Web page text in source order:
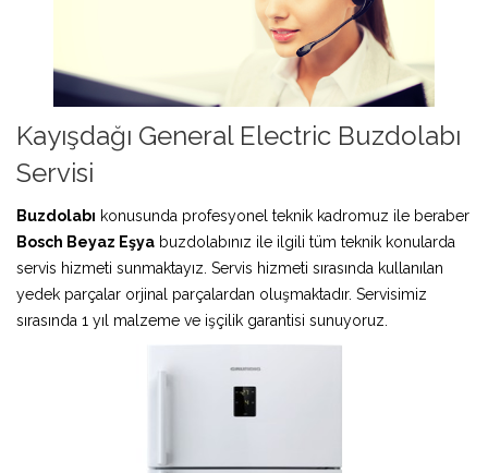
Kayışdağı General Electric Buzdolabı
Servisi
Buzdolabı konusunda profesyonel teknik kadromuz ile beraber
Bosch Beyaz Eşya buzdolabınız ile ilgili tüm teknik konularda
servis hizmeti sunmaktayız. Servis hizmeti sırasında kullanılan
yedek parçalar orjinal parçalardan oluşmaktadır. Servisimiz
sırasında 1 yıl malzeme ve işçilik garantisi sunuyoruz.